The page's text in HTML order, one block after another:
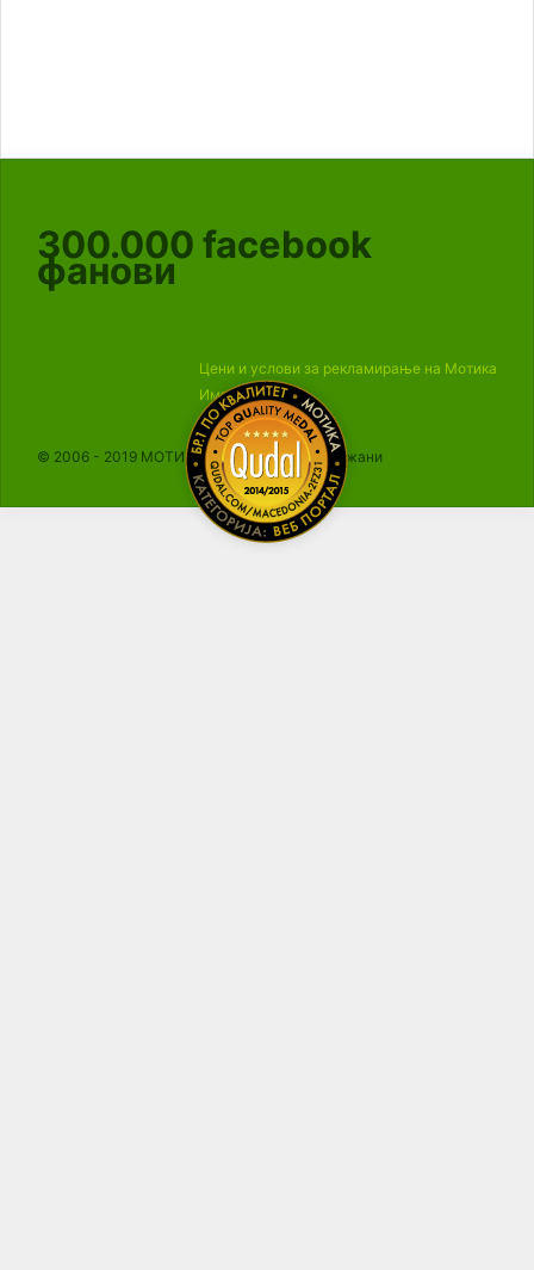
300.000 facebook
фанови
Цени и услови за рекламирање на Мотика
Импресум
© 2006 - 2019 МОТИКА, Сите права се задржани